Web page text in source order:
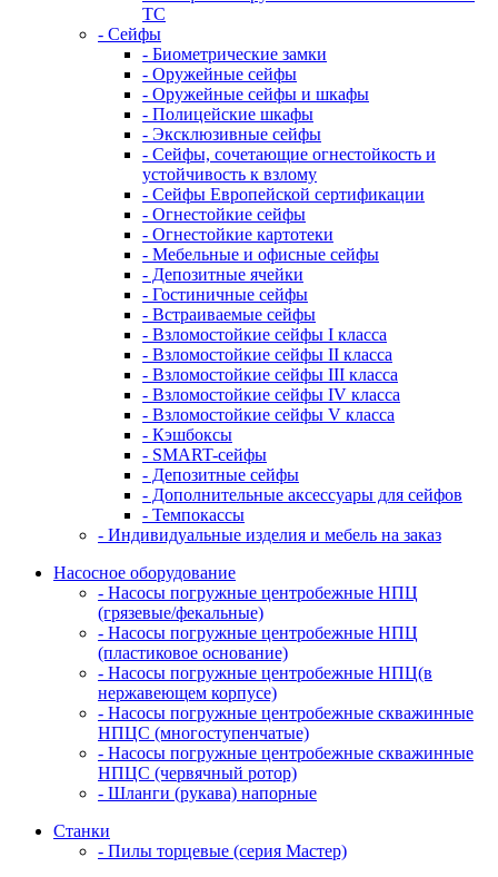
TC
- Сейфы
- Биометрические замки
- Оружейные сейфы
- Оружейные сейфы и шкафы
- Полицейские шкафы
- Эксклюзивные сейфы
- Сейфы, сочетающие огнестойкость и
устойчивость к взлому
- Сейфы Европейской сертификации
- Огнестойкие сейфы
- Огнестойкие картотеки
- Мебельные и офисные сейфы
- Депозитные ячейки
- Гостиничные сейфы
- Встраиваемые сейфы
- Взломостойкие сейфы I класса
- Взломостойкие сейфы II класса
- Взломостойкие сейфы III класса
- Взломостойкие сейфы IV класса
- Взломостойкие сейфы V класса
- Кэшбоксы
- SMART-сейфы
- Депозитные сейфы
- Дополнительные аксессуары для сейфов
- Темпокассы
- Индивидуальные изделия и мебель на заказ
Насосное оборудование
- Насосы погружные центробежные НПЦ
(грязевые/фекальные)
- Насосы погружные центробежные НПЦ
(пластиковое основание)
- Насосы погружные центробежные НПЦ(в
нержавеющем корпусе)
- Насосы погружные центробежные скважинные
НПЦС (многоступенчатые)
- Насосы погружные центробежные скважинные
НПЦС (червячный ротор)
- Шланги (рукава) напорные
Станки
- Пилы торцевые (серия Мастер)